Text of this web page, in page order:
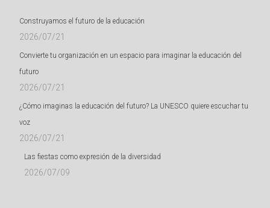
Construyamos el futuro de la educación
2026/07/21
Convierte tu organización en un espacio para imaginar la educación del
futuro
2026/07/21
¿Cómo imaginas la educación del futuro? La UNESCO quiere escuchar tu
voz
2026/07/21
Las fiestas como expresión de la diversidad
2026/07/09